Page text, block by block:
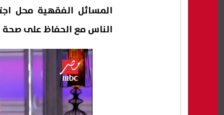
المسائل الفقهية محل
الناس مع الحفاظ على صحة